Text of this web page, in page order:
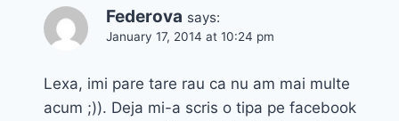
Federova says:
January 17, 2014 at 10:24 pm
Lexa, imi pare tare rau ca nu am mai multe
acum ;)). Deja mi-a scris o tipa pe facebook